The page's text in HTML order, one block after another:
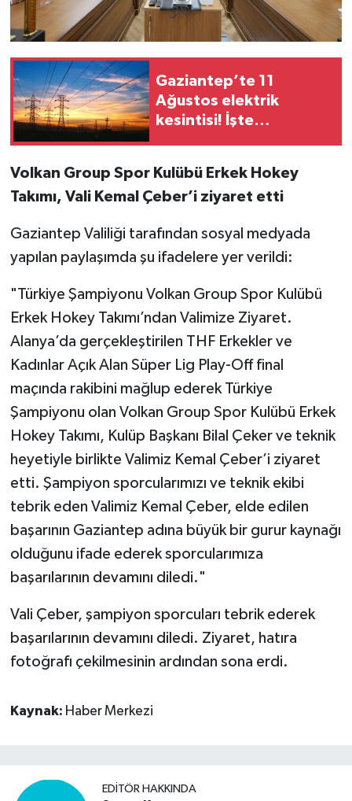
Gaziantep’te 11
Ağustos elektrik
kesintisi! İşte
Volkan Group Spor Kulübü Erkek Hokey
Takımı, Vali Kemal Çeber’i ziyaret etti
Gaziantep Valiliği tarafından sosyal medyada
yapılan paylaşımda şu ifadelere yer verildi:
"Türkiye Şampiyonu Volkan Group Spor Kulübü
Erkek Hokey Takımı’ndan Valimize Ziyaret.
Alanya’da gerçekleştirilen THF Erkekler ve
Kadınlar Açık Alan Süper Lig Play-Off final
maçında rakibini mağlup ederek Türkiye
Şampiyonu olan Volkan Group Spor Kulübü Erkek
Hokey Takımı, Kulüp Başkanı Bilal Çeker ve teknik
heyetiyle birlikte Valimiz Kemal Çeber’i ziyaret
etti. Şampiyon sporcularımızı ve teknik ekibi
tebrik eden Valimiz Kemal Çeber, elde edilen
başarının Gaziantep adına büyük bir gurur kaynağı
olduğunu ifade ederek sporcularımıza
başarılarının devamını diledi."
Vali Çeber, şampiyon sporcuları tebrik ederek
başarılarının devamını diledi. Ziyaret, hatıra
fotoğrafı çekilmesinin ardından sona erdi.
Kaynak: Haber Merkezi
EDITÖR HAKKINDA